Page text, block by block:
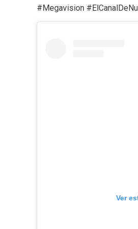
#Megavision
Ver